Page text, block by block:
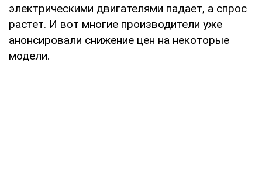
электрическими двигателями падает, а спрос
растет. И вот многие производители уже
анонсировали снижение цен на некоторые
модели.